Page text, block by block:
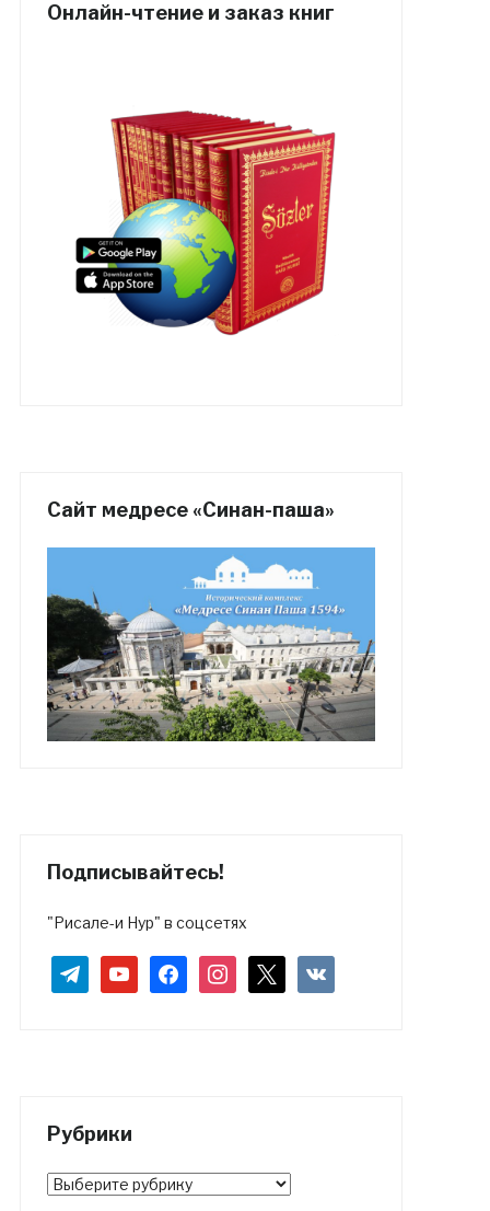
Онлайн-чтение и заказ книг
Сайт медресе «Синан-паша»
Подписывайтесь!
"Рисале-и Нур" в соцсетях
telegramyoutubefacebookinstagram vkontakte
Рубрики
Рубрики